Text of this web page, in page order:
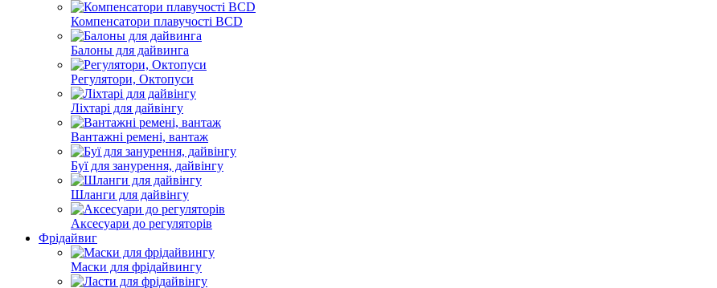
Компенсатори плавучості BCD
Балоны для дайвинга
Регулятори, Октопуси
Ліхтарі для дайвінгу
Вантажні ремені, вантаж
Буї для занурення, дайвінгу
Шланги для дайвінгу
Аксесуари до регуляторів
Фрідайвиг
Маски для фрідайвингу